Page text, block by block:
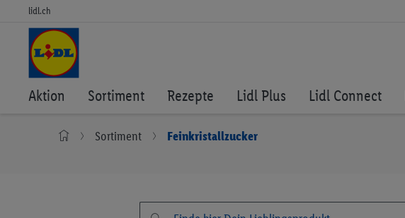
lidl.ch
Aktion Sortiment Rezepte Lidl Plus Lidl Connect
Sortiment Feinkristallzucker